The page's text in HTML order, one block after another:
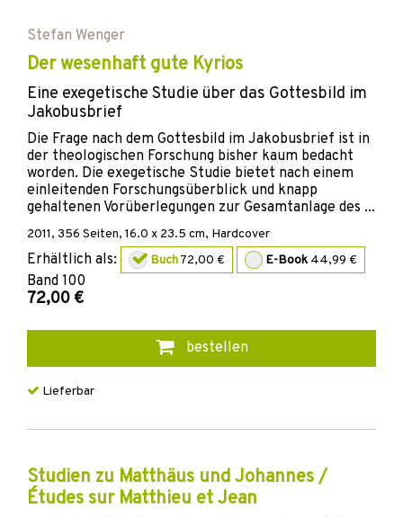
Stefan Wenger
Der wesenhaft gute Kyrios
Eine exegetische Studie über das Gottesbild im
Jakobusbrief
Die Frage nach dem Gottesbild im Jakobusbrief ist in
der theologischen Forschung bisher kaum bedacht
worden. Die exegetische Studie bietet nach einem
einleitenden Forschungsüberblick und knapp
gehaltenen Vorüberlegungen zur Gesamtanlage des ...
2011, 356 Seiten, 16.0 x 23.5 cm, Hardcover
Erhältlich als: Buch72,00 € E-Book 44,99 €
Band 100
72,00 €
bestellen
Lieferbar
Studien zu Matthäus und Johannes /
Études sur Matthieu et Jean